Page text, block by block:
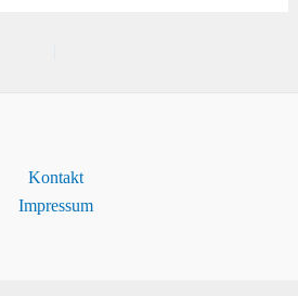
Kontakt
Impressum